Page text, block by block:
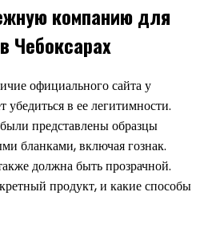
компанию для
Чебоксарах
официального сайта у
убедиться в ее легитимности.
представлены образцы
бланками, включая гознак.
должна быть прозрачной.
продукт, и какие способы